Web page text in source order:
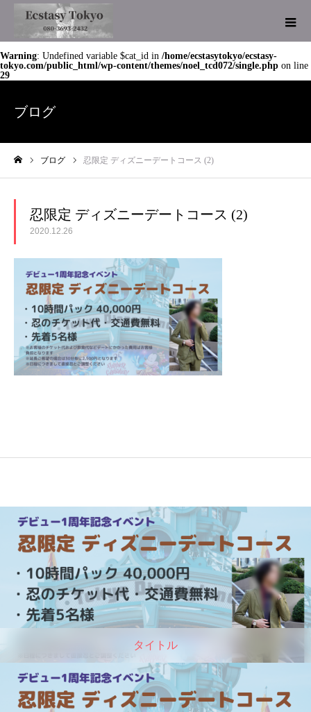
Warning: Undefined variable $cat_id in /home/ecstasytokyo/ecstasy-
tokyo.com/public_html/wp-content/themes/noel_tcd072/single.php on line
29
ブログ
ブログ 忍限定 ディズニーデートコース (2)
忍限定 ディズニーデートコース (2)
2020.12.26
タイトル